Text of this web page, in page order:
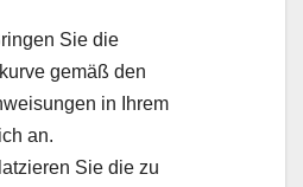
Sie die
gemäß den
in Ihrem
an.
Sie die zu